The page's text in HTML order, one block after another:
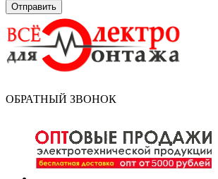
Отправить
ОБРАТНЫЙ ЗВОНОК